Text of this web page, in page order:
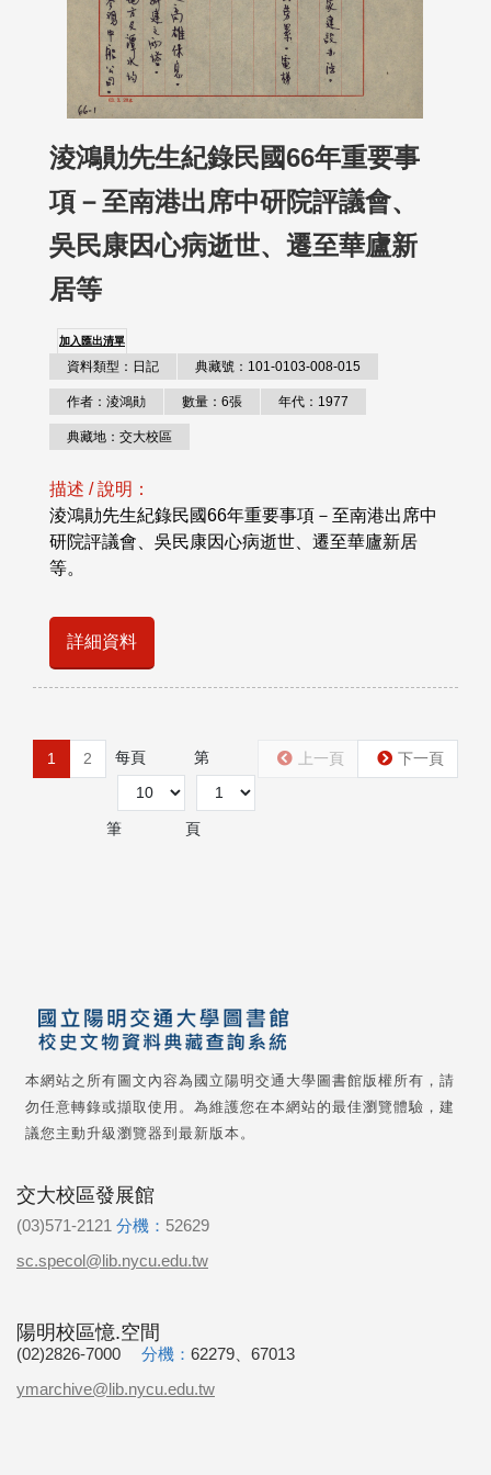
淩鴻勛先生紀錄民國66年重要事
項－至南港出席中研院評議會、
吳民康因心病逝世、遷至華廬新
居等
加入匯出清單
資料類型：日記 典藏號：101-0103-008-015
作者：淩鴻勛 數量：6張 年代：1977
典藏地：交大校區
描述 / 說明：
淩鴻勛先生紀錄民國66年重要事項－至南港出席中
研院評議會、吳民康因心病逝世、遷至華廬新居
等。
詳細資料
1 2 每頁
筆
第
頁
上一頁 下一頁
本網站之所有圖文內容為國立陽明交通大學圖書館版權所有，請
勿任意轉錄或擷取使用。為維護您在本網站的最佳瀏覽體驗，建
議您主動升級瀏覽器到最新版本。
交大校區發展館
(03)571-2121 分機： 52629
sc.specol@lib.nycu.edu.tw
陽明校區憶.空間
(02)2826-7000 分機： 62279、67013
ymarchive@lib.nycu.edu.tw